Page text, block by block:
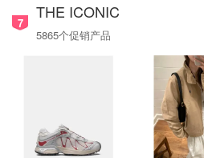
7
THE ICONIC
5865个促销产品